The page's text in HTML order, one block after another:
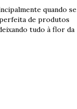
quando se
de produtos
tudo à flor da